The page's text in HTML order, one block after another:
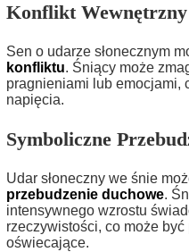
Konflikt Wewnętrzny
Sen o udarze słonecznym
konfliktu. Śniący może
pragnieniami lub emocjami,
napięcia.
Symboliczne
Udar słoneczny we śnie
przebudzenie duchowe.
intensywnego wzrostu
rzeczywistości, co może być
oświecające.